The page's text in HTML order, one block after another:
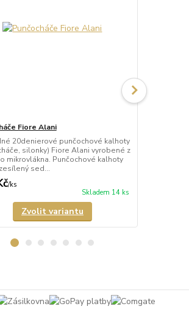
Fiore Alani
20denierové punčochové kalhoty
silonky) Fiore Alani vyrobené z
mikrovlákna. Punčochové kalhoty
sed...
/ks
Skladem 14 ks
Zvolit variantu